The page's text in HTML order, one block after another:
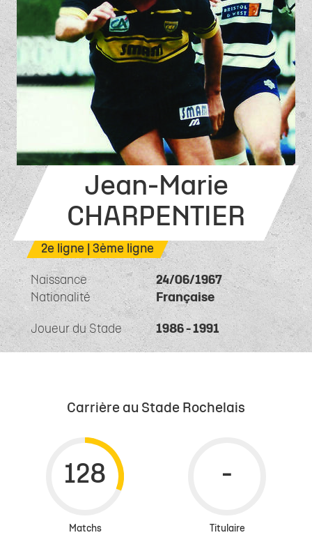
Jean-Marie
CHARPENTIER
2e ligne | 3ème ligne
Naissance
24/06/1967
Nationalité
Française
Joueur du Stade 1986 - 1991
Carrière au Stade Rochelais
Matchs Titulaire